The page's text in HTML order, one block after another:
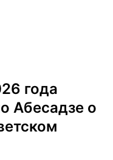
года
Абесадзе о